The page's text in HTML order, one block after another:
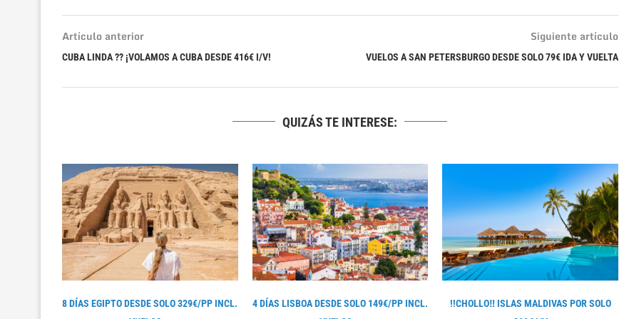
Artículo anterior
CUBA LINDA ?? ¡VOLAMOS A CUBA DESDE 416€ I/V!
Siguiente artículo
VUELOS A SAN PETERSBURGO DESDE SOLO 79€ IDA Y VUELTA
QUIZÁS TE INTERESE:
8 DÍAS EGIPTO DESDE SOLO 329€/PP INCL.
4 DÍAS LISBOA DESDE SOLO 149€/PP INCL.
!!CHOLLO‼ ISLAS MALDIVAS POR SOLO